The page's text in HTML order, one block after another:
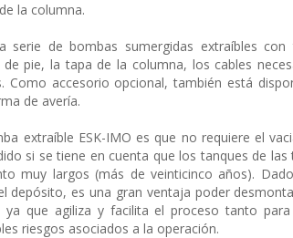
la columna.
serie de bombas sumergidas extraíbles
pie, la tapa de la columna, los cables
Como accesorio opcional, también está
de avería.
extraíble ESK-IMO es que no requiere el
si se tiene en cuenta que los tanques de
muy largos (más de veinticinco años).
depósito, es una gran ventaja poder
que agiliza y facilita el proceso tanto
riesgos asociados a la operación.